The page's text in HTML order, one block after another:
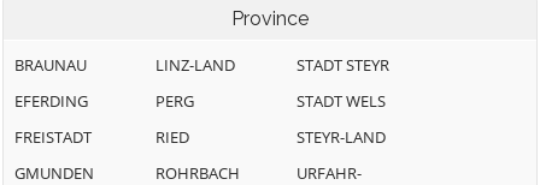
Trattnach
Province
BRAUNAU
EFERDING
FREISTADT
GMUNDEN
LINZ-LAND
PERG
RIED
ROHRBACH
STADT STEYR
STADT WELS
STEYR-LAND
URFAHR-